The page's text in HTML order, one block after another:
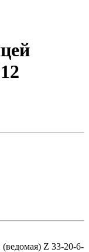
(ведомая) Z 33-20-6-